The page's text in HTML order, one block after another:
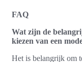
FAQ
Wat zijn de
kiezen van een
Het is belangrijk om